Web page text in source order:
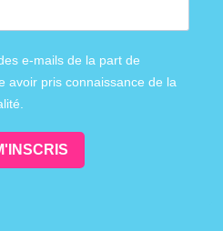
e-mails de la part de
avoir pris connaissance de la